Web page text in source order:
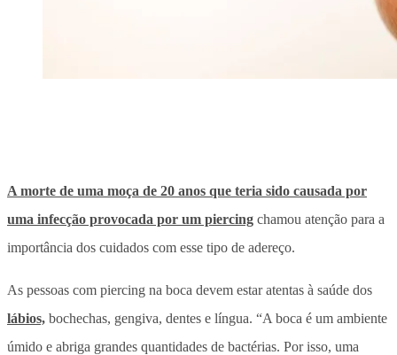
A morte de uma moça de 20 anos que teria sido causada por
uma infecção provocada por um piercing chamou atenção para a
importância dos cuidados com esse tipo de adereço.
As pessoas com piercing na boca devem estar atentas à saúde dos
lábios, bochechas, gengiva, dentes e língua. “A boca é um ambiente
úmido e abriga grandes quantidades de bactérias. Por isso, uma